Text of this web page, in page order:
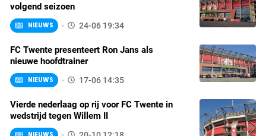
volgend seizoen
NIEUWS 24-06 19:34
FC Twente presenteert Ron Jans als
nieuwe hoofdtrainer
NIEUWS 17-06 14:35
Vierde nederlaag op rij voor FC Twente in
wedstrijd tegen Willem II